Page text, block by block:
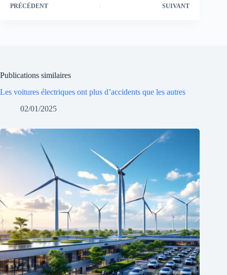
PRÉCÉDENT SUIVANT
Publications similaires
Les voitures électriques ont plus d’accidents que les autres
02/01/2025